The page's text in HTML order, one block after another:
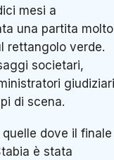
mesi a
una partita molto
rettangolo verde.
societari,
di scena.
dove il finale
è stata